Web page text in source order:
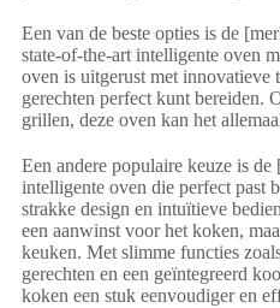
Een van de beste opties is de
state-of-the-art intelligente oven
oven is uitgerust met innovatieve
gerechten perfect kunt bereiden.
grillen, deze oven kan het
Een andere populaire keuze is
intelligente oven die perfect past
strakke design en intuïtieve
een aanwinst voor het koken,
keuken. Met slimme functies
gerechten en een geïntegreerd
koken een stuk eenvoudiger en